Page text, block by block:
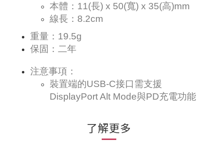
本體：11(長) x 50(寬) x 35(高)mm
線長：8.2cm
重量：19.5g
保固：二年
注意事項：
裝置端的USB-C接口需支援
DisplayPort Alt Mode與PD充電功能
了解更多